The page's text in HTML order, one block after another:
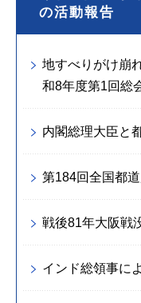
の活動報告
地すべりがけ崩
和8年度第1回総
内閣総理大臣と
第184回全国都
戦後81年大阪戦
インド総領事に